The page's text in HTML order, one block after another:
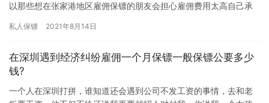
以那些想在张家港地区雇佣保镖的朋友会担心雇佣费用太高自己承
张…
私人保镖 2021年8月14日
在深圳遇到经济纠纷雇佣一个月保镖一般保镖公要多少
钱?
一个人在深圳打拼，谁知道还会遇到公司不发工资的事情，去和老